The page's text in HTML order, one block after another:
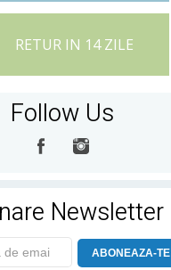
RETUR IN 14 ZILE
Follow Us
Newsletter
ABONEAZA-TE